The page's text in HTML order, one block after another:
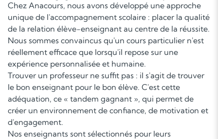
Chez Anacours, nous avons développé une approche
unique de l'accompagnement scolaire : placer la qualité
de la relation élève-enseignant au centre de la réussite.
Nous sommes convaincus qu'un cours particulier n'est
réellement efficace que lorsqu'il repose sur une
expérience personnalisée et humaine.
Trouver un professeur ne suffit pas : il s'agit de trouver
le bon enseignant pour le bon élève. C'est cette
adéquation, ce « tandem gagnant », qui permet de
créer un environnement de confiance, de motivation et
d'engagement.
Nos enseignants sont sélectionnés pour leurs